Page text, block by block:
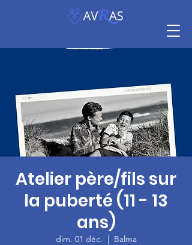
Atelier père/fils sur
la puberté (11 - 13
ans)
dim. 01 déc.
  |
Balma